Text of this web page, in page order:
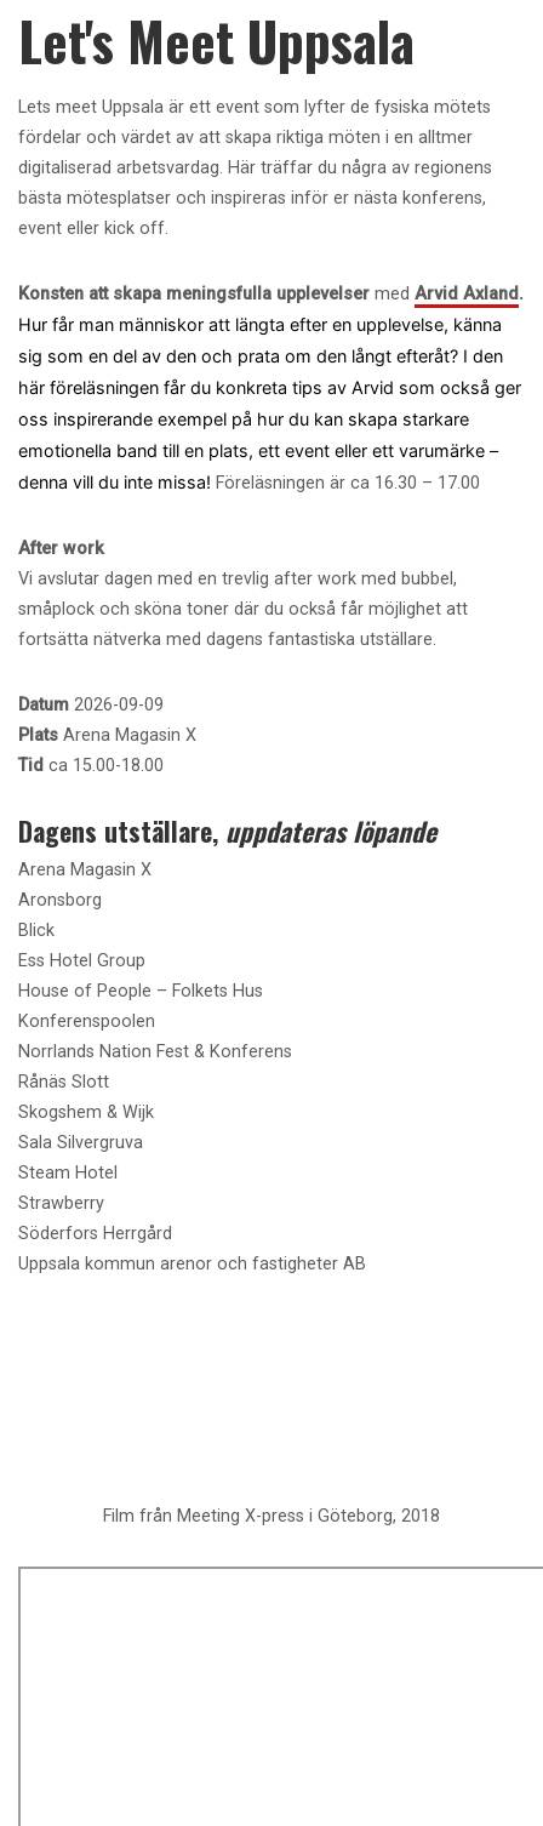
Let's Meet Uppsala
Lets meet Uppsala är ett event som lyfter de fysiska mötets
fördelar och värdet av att skapa riktiga möten i en alltmer
digitaliserad arbetsvardag. Här träffar du några av regionens
bästa mötesplatser och inspireras inför er nästa konferens,
event eller kick off.
Konsten att skapa meningsfulla upplevelser med Arvid Axland .
Hur får man människor att längta efter en upplevelse, känna
sig som en del av den och prata om den långt efteråt? I den
här föreläsningen får du konkreta tips av Arvid som också ger
oss inspirerande exempel på hur du kan skapa starkare
emotionella band till en plats, ett event eller ett varumärke –
denna vill du inte missa! Föreläsningen är ca 16.30 – 17.00
After work
Vi avslutar dagen med en trevlig after work med bubbel,
småplock och sköna toner där du också får möjlighet att
fortsätta nätverka med dagens fantastiska utställare.
Datum 2026-09-09
Plats Arena Magasin X
Tid ca 15.00-18.00
Dagens utställare, uppdateras löpande
Arena Magasin X
Aronsborg
Blick
Ess Hotel Group
House of People – Folkets Hus
Konferenspoolen
Norrlands Nation Fest & Konferens
Rånäs Slott
Skogshem & Wijk
Sala Silvergruva
Steam Hotel
Strawberry
Söderfors Herrgård
Uppsala kommun arenor och fastigheter AB
Film från Meeting X-press i Göteborg, 2018